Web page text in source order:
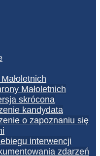
Małoletnich
skrócona
kandydata
o zapoznaniu się
interwencji
zdarzeń